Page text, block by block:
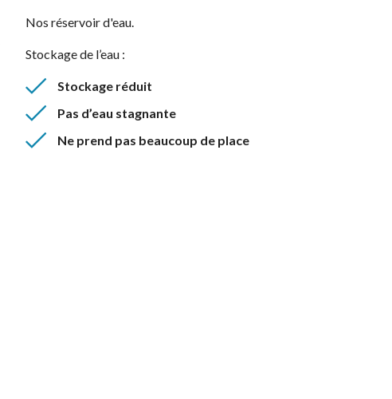
Nos réservoir d'eau.
Stockage de l’eau :
Stockage réduit
Pas d’eau stagnante
Ne prend pas beaucoup de place